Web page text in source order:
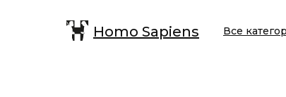
Homo Sapiens Все